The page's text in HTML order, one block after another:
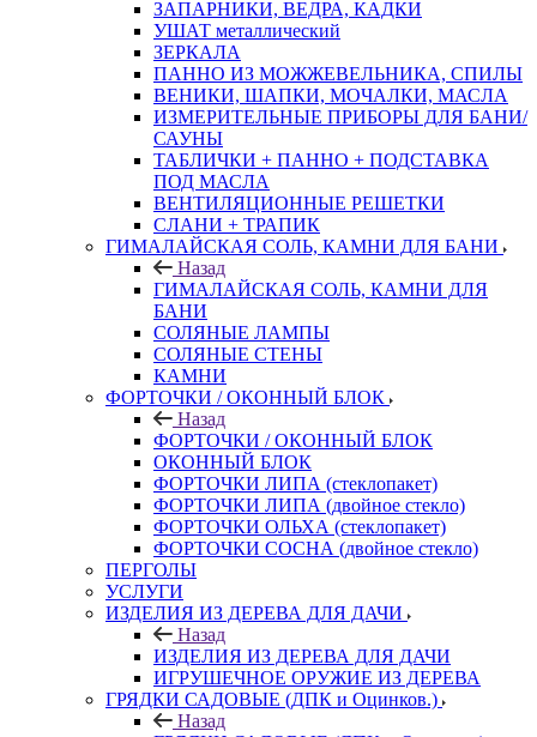
ЗАПАРНИКИ, ВЕДРА, КАДКИ
УШАТ металлический
ЗЕРКАЛА
ПАННО ИЗ МОЖЖЕВЕЛЬНИКА, СПИЛЫ
ВЕНИКИ, ШАПКИ, МОЧАЛКИ, МАСЛА
ИЗМЕРИТЕЛЬНЫЕ ПРИБОРЫ ДЛЯ БАНИ/
САУНЫ
ТАБЛИЧКИ + ПАННО + ПОДСТАВКА
ПОД МАСЛА
ВЕНТИЛЯЦИОННЫЕ РЕШЕТКИ
СЛАНИ + ТРАПИК
ГИМАЛАЙСКАЯ СОЛЬ, КАМНИ ДЛЯ БАНИ
Назад
ГИМАЛАЙСКАЯ СОЛЬ, КАМНИ ДЛЯ
БАНИ
СОЛЯНЫЕ ЛАМПЫ
СОЛЯНЫЕ СТЕНЫ
КАМНИ
ФОРТОЧКИ / ОКОННЫЙ БЛОК
Назад
ФОРТОЧКИ / ОКОННЫЙ БЛОК
ОКОННЫЙ БЛОК
ФОРТОЧКИ ЛИПА (стеклопакет)
ФОРТОЧКИ ЛИПА (двойное стекло)
ФОРТОЧКИ ОЛЬХА (стеклопакет)
ФОРТОЧКИ СОСНА (двойное стекло)
ПЕРГОЛЫ
УСЛУГИ
ИЗДЕЛИЯ ИЗ ДЕРЕВА ДЛЯ ДАЧИ
Назад
ИЗДЕЛИЯ ИЗ ДЕРЕВА ДЛЯ ДАЧИ
ИГРУШЕЧНОЕ ОРУЖИЕ ИЗ ДЕРЕВА
ГРЯДКИ САДОВЫЕ (ДПК и Оцинков.)
Назад